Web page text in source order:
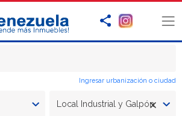
Ingresar urbanización o ciudad
Local Industrial y Galpón